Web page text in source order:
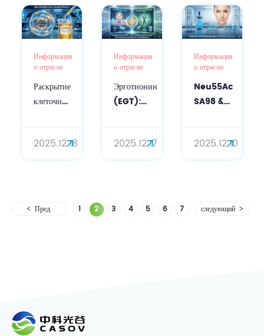
точного
ухода за
кожей и
кожей
головы на
генетическом
уровне
кожного
барьера.
63231-
63-0)
для
целенаправленного
ухода за
кожей и
волосами.
Информация
о отрасли
Раскрытие
клеточной
ацетилнейраминовая
в
высокоэффективных
2025.12.18
Информация
о отрасли
Эрготионин
(EGT):
совершающий
здоровье.
2025.12.17
Информация
о отрасли
Neu55Ac
SA98 &
преимущества
точного
ухода за
2025.12.10
Пред. 1 2 3 4 5 6 7 следующий